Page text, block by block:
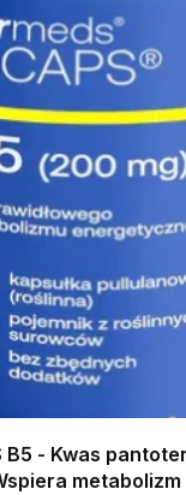
B5 - Kwas